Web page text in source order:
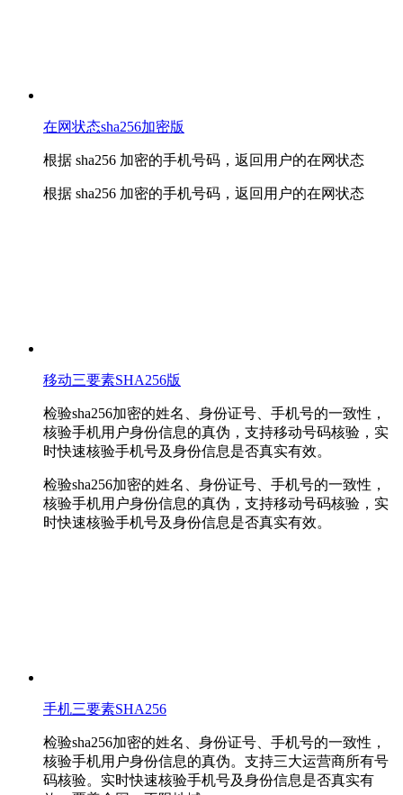
在网状态sha256加密版
根据 sha256 加密的手机号码，返回用户的在网状态
根据 sha256 加密的手机号码，返回用户的在网状态
移动三要素SHA256版
检验sha256加密的姓名、身份证号、手机号的一致性，
核验手机用户身份信息的真伪，支持移动号码核验，实
时快速核验手机号及身份信息是否真实有效。
检验sha256加密的姓名、身份证号、手机号的一致性，
核验手机用户身份信息的真伪，支持移动号码核验，实
时快速核验手机号及身份信息是否真实有效。
手机三要素SHA256
检验sha256加密的姓名、身份证号、手机号的一致性，
核验手机用户身份信息的真伪。支持三大运营商所有号
码核验。实时快速核验手机号及身份信息是否真实有